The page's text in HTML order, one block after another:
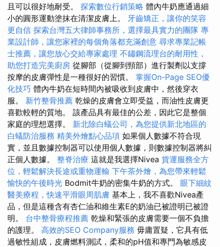
且可以很好地耐受。 探索數位行銷策略 體內牛奶應通過細
小的圓形運動塗抹在清潔皮膚上。 牙齒矯正，讓你的笑容
更自信 探索台灣五大律師事務所，選擇最具實力的團隊 專
業設計師，讓您家裡的每個角落都充滿創意 尋求專業記帳
士推薦，讓您放心交給專家處理 不鏽鋼流理台的耐用性，
助您打造完美廚房 從腳部（從腳到頸部）進行製劑以支撐
按摩的皮膚彈性是一種很好的習慣。 掌握On-Page SEO優
化技巧 體內牛奶在短時間內被吸收到皮膚中，然後穿衣
服。 新竹整骨推薦 乾燥的皮膚會立即受益，而油性皮膚更
喜歡較輕的質地。 該產品具有最佳的公差，因此它是整個
家庭的理想選擇。 新北除白蟻公司，為您提供新北地區的
白蟻防治服務 精美外燴點心品項 如果個人數據不符合現
實，並且數據控制器可以使用個人數據，則數據控制器將糾
正個人數據。 整脊治療 這就是我選擇Nivea 貨運服務全方
位，輕鬆解決長途或重物運輸 下午茶外燴，為您帶來輕鬆
愉快的午後時光 Bodmit牛奶的密集牛奶的方式。 眼下細紋
醫美療程，快速平滑眼周肌膚 基本上，我不喜歡Nivea產
品，但是這種含有杏仁油和維生素E的奶油已被證明已被證
明。 台中整骨療程推薦 乾燥和緊張的皮膚需要一個不負擔
的護理。 高效的SEO Company服務 毋庸置疑，它具有低
過敏性組成，皮膚燃料測試，柔和的pH值和專門為敏感皮